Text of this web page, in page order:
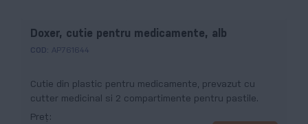
Doxer, cutie pentru medicamente, alb
COD: AP761644
Cutie din plastic pentru medicamente, prevazut cu
cutter medicinal si 2 compartimente pentru pastile.
Preț